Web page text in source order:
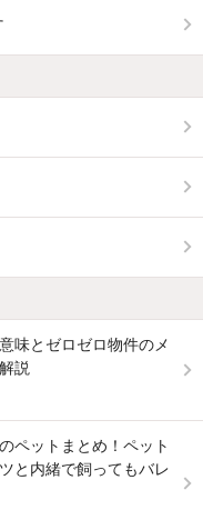
味とゼロゼロ物件のメ
説
ペットまとめ！ペット
と内緒で飼ってもバレ